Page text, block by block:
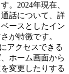
。2024年現在、
話について、詳
ースとしたイン
が特徴です。
アクセスできる
ホーム画面から
変更したりする